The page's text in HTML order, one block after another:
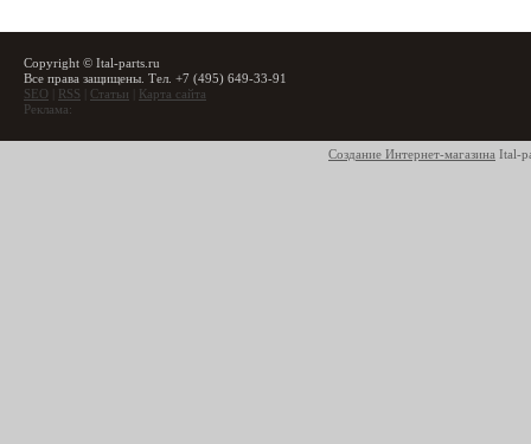
Copyright © Ital-parts.ru
Все права защищены. Тел. +7 (495) 649-33-91
SEO
RSS Статьи
Карта сайта
Реклама:
Создание Интернет-магазина Ital-